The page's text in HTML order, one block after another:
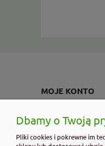
MOJE KONTO
Ustawienia konta
Przechowalnia
Dbamy o Twoją
Pliki cookies i pokrewne im